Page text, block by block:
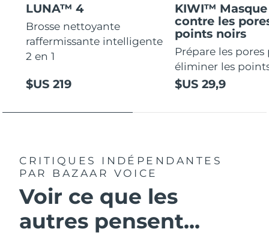
LUNA™ 4
Brosse nettoyante
raffermissante intelligente
2 en 1
$US 219
KIWI™
contre les
points noirs
Prépare les
éliminer les
$US 29,9
CRITIQUES INDÉPENDANTES
PAR BAZAAR VOICE
Voir ce que les
autres pensent...